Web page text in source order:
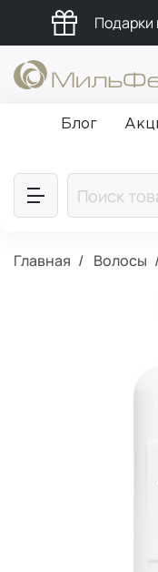
Подарки
Блог
Главная Волосы